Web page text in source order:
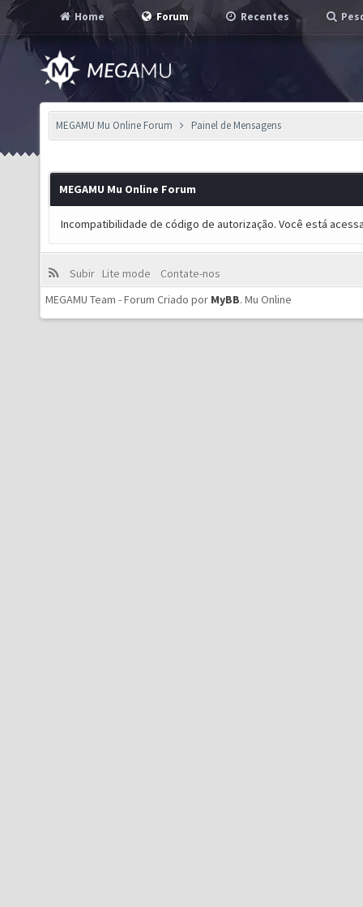
Home Forum Recentes
MEGAMU Mu Online Forum Painel de Mensagens
MEGAMU Mu Online Forum
Incompatibilidade de código de autorização. Você está
Subir Lite mode
Contate-nos
MEGAMU Team - Forum Criado por MyBB. Mu Online